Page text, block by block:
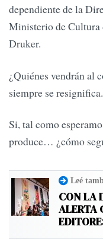
dependiente de la
Ministerio de Cultura
Druker.
¿Quiénes vendrán al
siempre se resignifica.
Si, tal como
produce… ¿cómo
Leé
CON LA
ALERTA